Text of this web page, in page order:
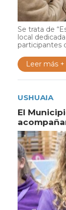
Se trata de
local
participantes
Leer más +
USHUAIA
El